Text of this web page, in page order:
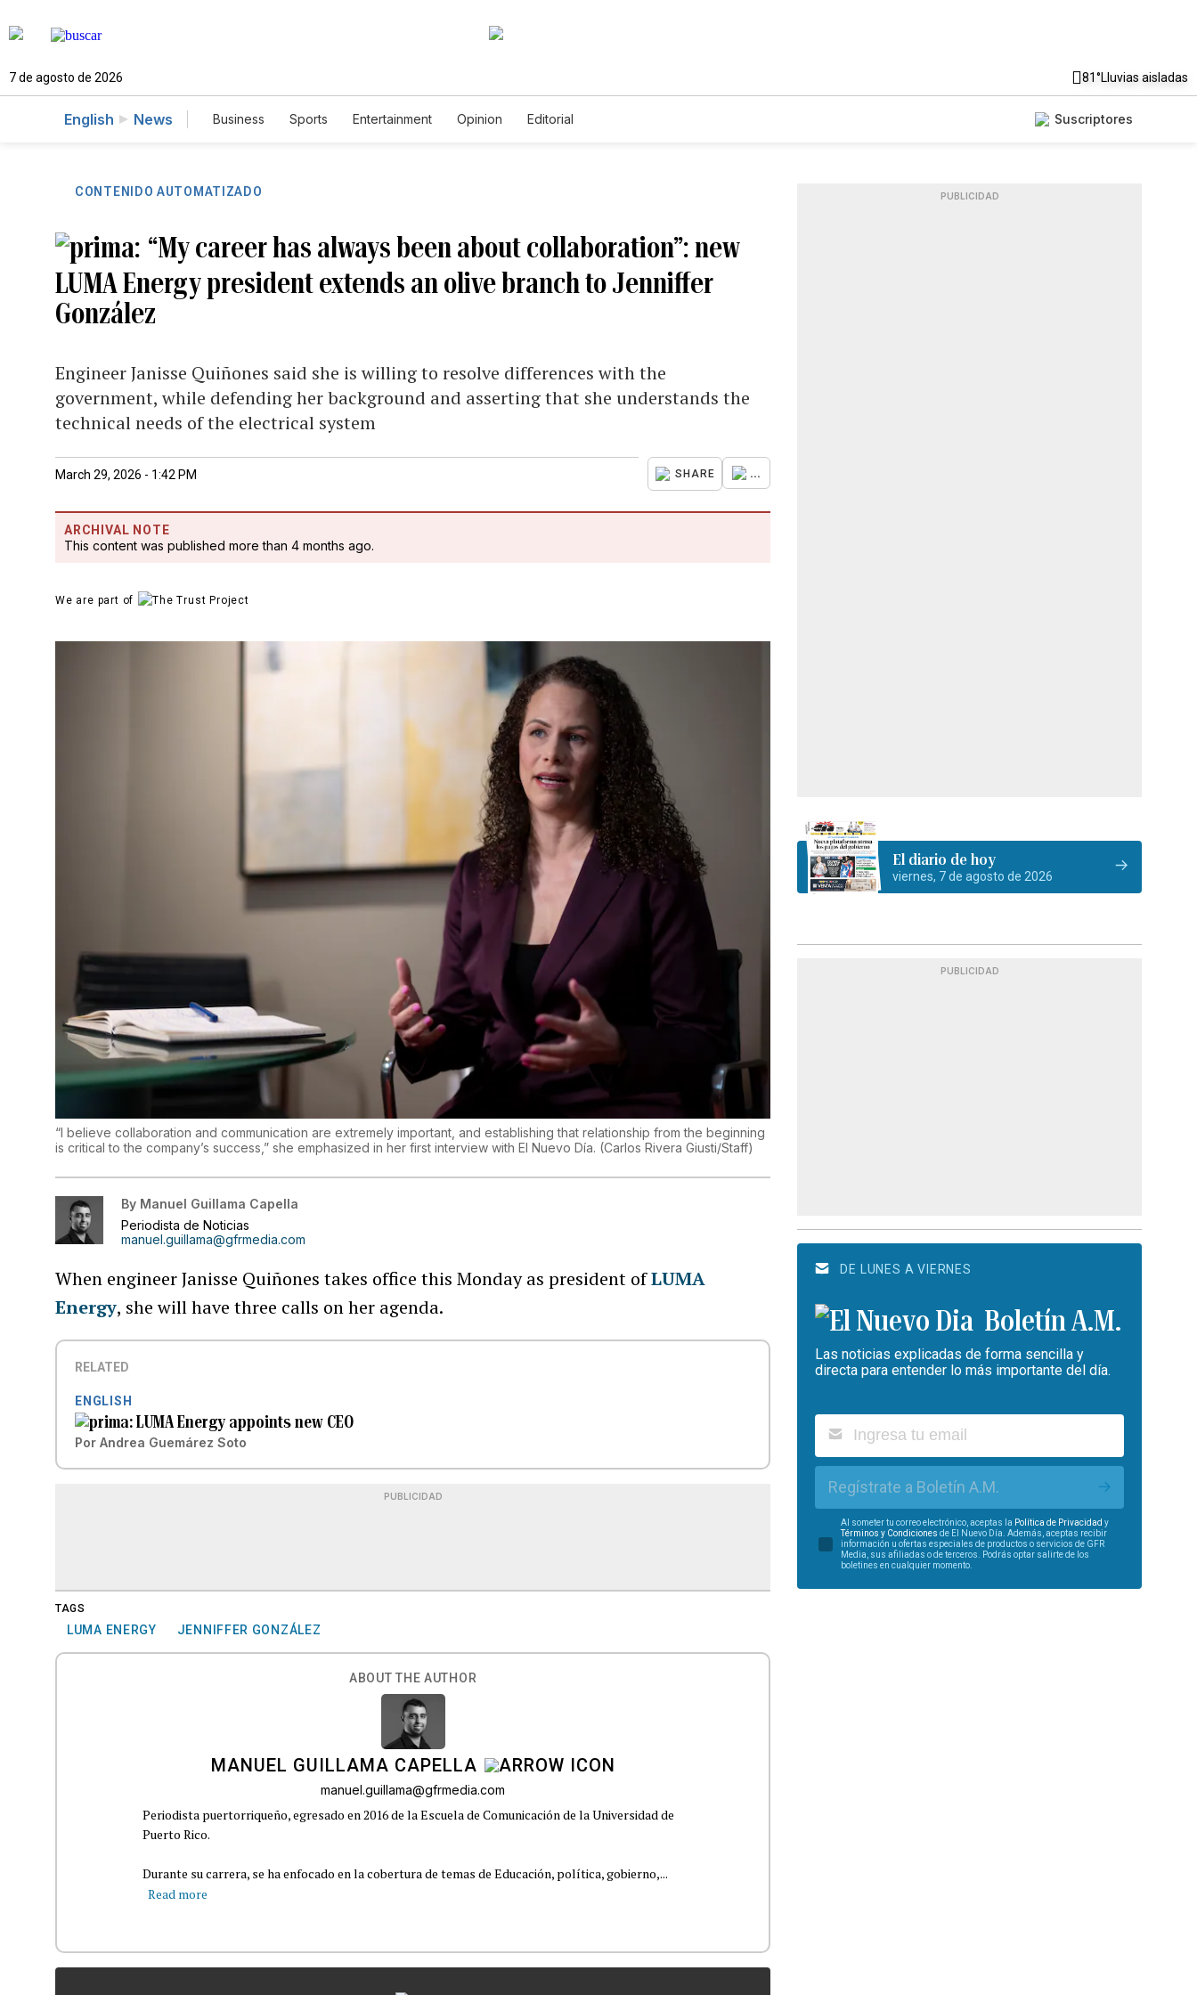
7 de agosto de 2026 81°Lluvias aisladas
English News Business Sports Entertainment Opinion Editorial Suscriptores
CONTENIDO AUTOMATIZADO
“My career has always been about collaboration”: new
LUMA Energy president extends an olive branch to Jenniffer
González
Engineer Janisse Quiñones said she is willing to resolve differences with the
government, while defending her background and asserting that she understands the
technical needs of the electrical system
March 29, 2026 - 1:42 PM SHARE ...
ARCHIVAL NOTE
This content was published more than 4 months ago.
We are part of
“I believe collaboration and communication are extremely important, and establishing that relationship from the beginning
is critical to the company’s success,” she emphasized in her first interview with El Nuevo Día. (Carlos Rivera Giusti/Staff)
By Manuel Guillama Capella
Periodista de Noticias
manuel.guillama@gfrmedia.com
When engineer Janisse Quiñones takes office this Monday as president ofLUMA
Energy, she will have three calls on her agenda.
RELATED
ENGLISH
LUMA Energy appoints new CEO
Por Andrea Guemárez Soto
PUBLICIDAD
TAGS
LUMA ENERGY JENNIFFER GONZÁLEZ
ABOUT THE AUTHOR
MANUEL GUILLAMA CAPELLA
manuel.guillama@gfrmedia.com
Periodista puertorriqueño, egresado en 2016 de la Escuela de Comunicación de la Universidad de
Puerto Rico.
Durante su carrera, se ha enfocado en la cobertura de temas de Educación, política, gobierno,...
Read more
PUBLICIDAD
El diario de hoy
viernes, 7 de agosto de 2026
PUBLICIDAD
DE LUNES A VIERNES
Boletín A.M.
Las noticias explicadas de forma sencilla y
directa para entender lo más importante del día.
Regístrate a Boletín A.M.
Al someter tu correo electrónico, aceptas la Política de Privacidad y
Términos y Condiciones de El Nuevo Día. Además, aceptas recibir
información u ofertas especiales de productos o servicios de GFR
Media, sus afiliadas o de terceros. Podrás optar salirte de los
boletines en cualquier momento.